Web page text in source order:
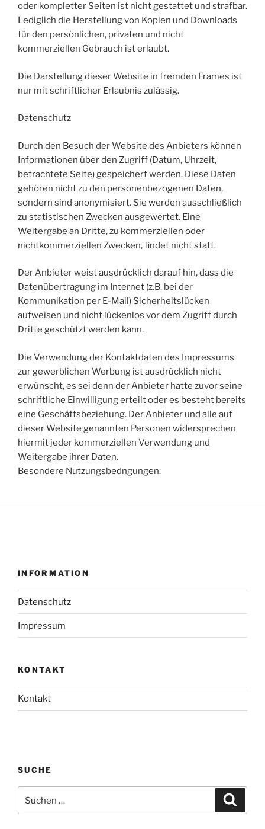
oder kompletter Seiten ist nicht gestattet und strafbar.
Lediglich die Herstellung von Kopien und Downloads
für den persönlichen, privaten und nicht
kommerziellen Gebrauch ist erlaubt.
Die Darstellung dieser Website in fremden Frames ist
nur mit schriftlicher Erlaubnis zulässig.
Datenschutz
Durch den Besuch der Website des Anbieters können
Informationen über den Zugriff (Datum, Uhrzeit,
betrachtete Seite) gespeichert werden. Diese Daten
gehören nicht zu den personenbezogenen Daten,
sondern sind anonymisiert. Sie werden ausschließlich
zu statistischen Zwecken ausgewertet. Eine
Weitergabe an Dritte, zu kommerziellen oder
nichtkommerziellen Zwecken, findet nicht statt.
Der Anbieter weist ausdrücklich darauf hin, dass die
Datenübertragung im Internet (z.B. bei der
Kommunikation per E-Mail) Sicherheitslücken
aufweisen und nicht lückenlos vor dem Zugriff durch
Dritte geschützt werden kann.
Die Verwendung der Kontaktdaten des Impressums
zur gewerblichen Werbung ist ausdrücklich nicht
erwünscht, es sei denn der Anbieter hatte zuvor seine
schriftliche Einwilligung erteilt oder es besteht bereits
eine Geschäftsbeziehung. Der Anbieter und alle auf
dieser Website genannten Personen widersprechen
hiermit jeder kommerziellen Verwendung und
Weitergabe ihrer Daten.
Besondere Nutzungsbedngungen:
INFORMATION
Datenschutz
Impressum
KONTAKT
Kontakt
SUCHE
nach: